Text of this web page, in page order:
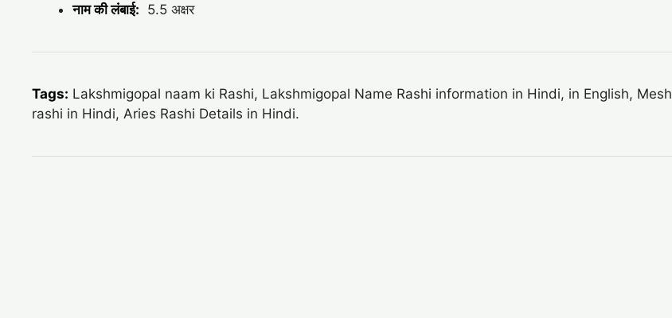
नाम की लंबाई: 5.5 अक्षर
Tags: Lakshmigopal naam ki Rashi, Lakshmigopal Name Rashi information in Hindi, in English, Mesh
rashi in Hindi, Aries Rashi Details in Hindi.